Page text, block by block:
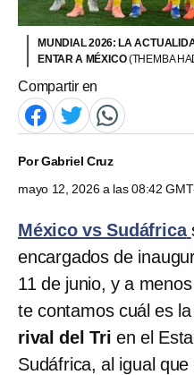
MUNDIAL 2026: LA
ENTAR A MÉXICO(THEMBA
Compartir en
PorGabriel Cruz
mayo 12, 2026 a las 08:42
México vs Sudáfrica
encargados de
11 de junio, y a
te contamos cuál es la
rival del Trien el
Sudáfrica, al igual